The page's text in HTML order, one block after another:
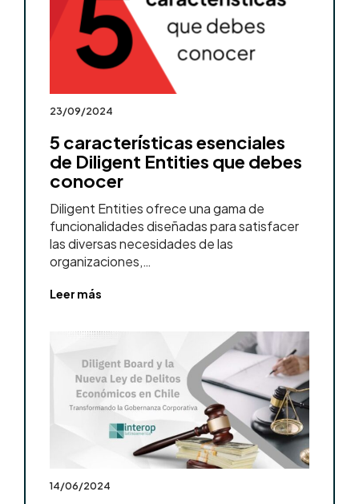
23/09/2024
5 características esenciales
de Diligent Entities que debes
conocer
Diligent Entities ofrece una gama de
funcionalidades diseñadas para satisfacer
las diversas necesidades de las
organizaciones,…
Leer más
14/06/2024